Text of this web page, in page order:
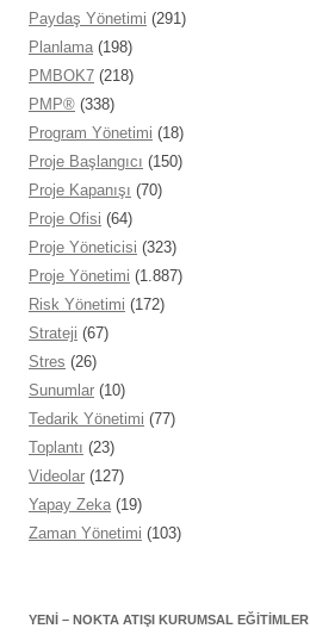
Paydaş Yönetimi (291)
Planlama (198)
PMBOK7 (218)
PMP® (338)
Program Yönetimi (18)
Proje Başlangıcı (150)
Proje Kapanışı (70)
Proje Ofisi (64)
Proje Yöneticisi (323)
Proje Yönetimi (1.887)
Risk Yönetimi (172)
Strateji (67)
Stres (26)
Sunumlar (10)
Tedarik Yönetimi (77)
Toplantı (23)
Videolar (127)
Yapay Zeka (19)
Zaman Yönetimi (103)
YENİ – NOKTA ATIŞI KURUMSAL EĞITIMLER